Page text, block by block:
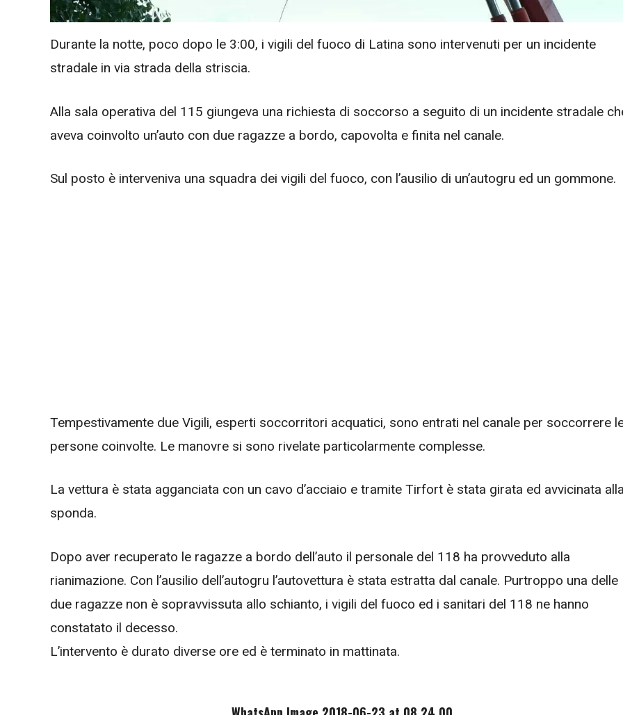
Durante la notte, poco dopo le 3:00, i vigili del fuoco di Latina sono intervenuti per un incidente
stradale in via strada della striscia.
Alla sala operativa del 115 giungeva una richiesta di soccorso a seguito di un incidente stradale
aveva coinvolto un’auto con due ragazze a bordo, capovolta e finita nel canale.
Sul posto è interveniva una squadra dei vigili del fuoco, con l’ausilio di un’autogru ed un gommone.
Tempestivamente due Vigili, esperti soccorritori acquatici, sono entrati nel canale per soccorrere
persone coinvolte. Le manovre si sono rivelate particolarmente complesse.
La vettura è stata agganciata con un cavo d’acciaio e tramite Tirfort è stata girata ed avvicinata
sponda.
Dopo aver recuperato le ragazze a bordo dell’auto il personale del 118 ha provveduto alla
rianimazione. Con l’ausilio dell’autogru l’autovettura è stata estratta dal canale. Purtroppo una delle
due ragazze non è sopravvissuta allo schianto, i vigili del fuoco ed i sanitari del 118 ne hanno
constatato il decesso.
L’intervento è durato diverse ore ed è terminato in mattinata.